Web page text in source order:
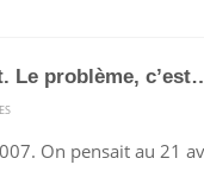
Le problème,
ALLOCS,On pensait au 21